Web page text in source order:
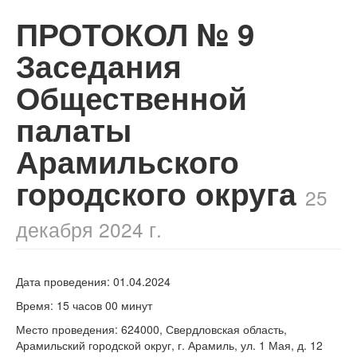
​ПРОТОКОЛ № 9
Заседания
Общественной
палаты
Арамильского
городского округа 25
декабря 2024 г.
Дата проведения: 01.04.2024
Время: 15 часов 00 минут
Место проведения: 624000, Свердловская область,
Арамильский городской округ, г. Арамиль, ул. 1 Мая, д. 12